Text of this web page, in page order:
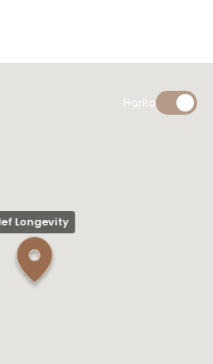
Harita
Longevity